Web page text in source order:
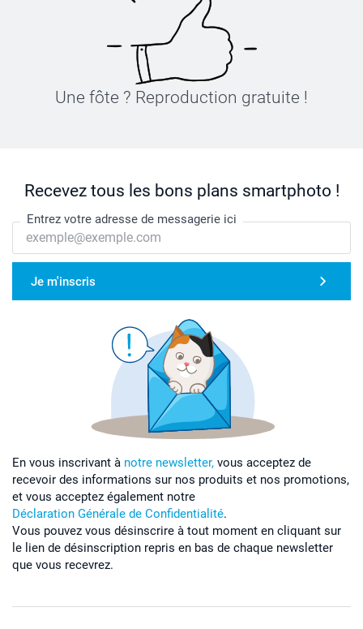
Une fôte ? Reproduction gratuite !
Recevez tous les bons plans smartphoto !
Entrez votre adresse de messagerie ici
Je m'inscris
En vous inscrivant à notre newsletter, vous acceptez de
recevoir des informations sur nos produits et nos promotions,
et vous acceptez également notre
Déclaration Générale de Confidentialité.
Vous pouvez vous désinscrire à tout moment en cliquant sur
le lien de désinscription repris en bas de chaque newsletter
que vous recevrez.